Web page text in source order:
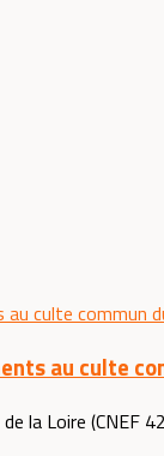
au culte
la Loire (CNEF